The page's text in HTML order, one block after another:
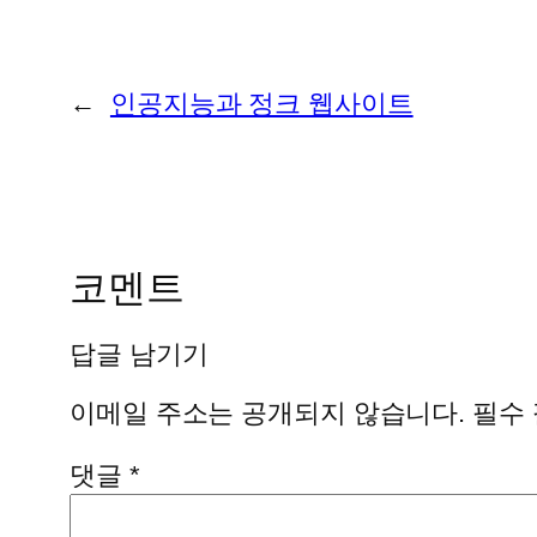
← 인공지능과 정크 웹사이트
코멘트
답글 남기기
이메일 주소는 공개되지 않습니다. 필수
댓글 *